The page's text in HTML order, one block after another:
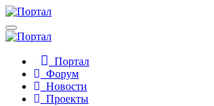
Портал
Форум
Новости
Проекты